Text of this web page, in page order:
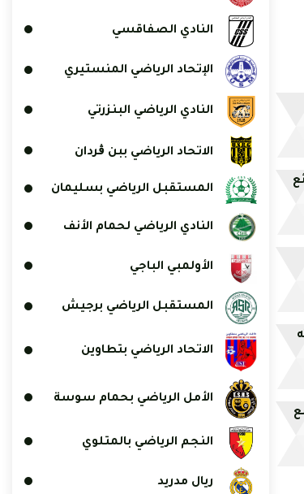
النادي الصفاقسي
الإتحاد الرياضي المنستيري
النادي الرياضي البنزرتي
الاتحاد الرياضي ببن ڨردان
المستقبل الرياضي بسليمان
النادي الرياضي لحمام الأنف
الأولمبي الباجي
المستقبل الرياضي برجيش
الاتحاد الرياضي بتطاوين
الأمل الرياضي بحمام سوسة
النجم الرياضي بالمتلوي
ريال مدريد